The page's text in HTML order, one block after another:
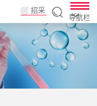
招采
导航栏